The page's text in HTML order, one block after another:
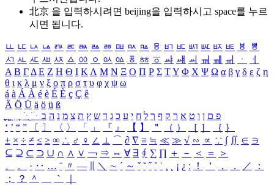
北京 을 입력하시려면 beijing을 입력하시고 space를 누르
시면 됩니다.
ㅥ ㅦ ㅧ ㅨ ㅩ ㅪ ㅫ ㅬ ㅭ ㅮ ㅯ ㅰ ㅱ ㅲ ㅳ ㅴ ㅵ ㅶ ㅷ ㅸ
ㅹ
ㅺ ㅻ ㅼ ㅽ ㅾ ㅿ ㆀ ㆁ ㆂ ㆃ ㆄ ㆅ ㆆ ㆇ ㆈ ㆉ ㆊ ㆋ ㆌ ㆍ
ㆎ
Α Β ΓΔ Ε Ζ Η Θ Ι ΚΛ Μ Ν Ξ Ο Π Ρ Σ ΤΥ Φ Χ Ψ Ω α β γ δ ε ζ η
θ ι κ λ μ ν ξ ο π ρ σ τ υ φ χ ψ ω
á à Á À é è É È ç Ç ê
Ä Ö Ü ä ö ü ß
ִֶֹ ֻּ ׁׂ פ ם ן ו ט א ר ק ף ך ל ח י ע כ ג ד ש ץ ת צ מ נ ה ב
‘ ’ “ ” 〔 〕 〈 〉 「 」 『 』 【 】 ＂ （ ） ［ ］ ｛ ｝
± × ÷ ≠ ≤ ≥ ∞ ∴ ♂ ♀ ∠ ⊥ ⌒ ∂ ∇ ≡ ≒ ≪ ≫ √ ∽ ∝ ∵ ∫ ∬ ∈ ∋
⊆ ⊇ ⊂ ⊃ ∪ ∩ ∧ ∨ ￢ ⇒ ⇔ ∀ ∃ ∮ ∑ ∏ ＋ － ＜ ＝
＞
、
。 · ‥ … ¨ 〃 ― ＼ ∼ ´ ～ ˇ ˘ ˝ ˚ ˙ ¸ ¡ ¿ ː ！ ＇ ， ． ／
：
；
？ ＾ ｀